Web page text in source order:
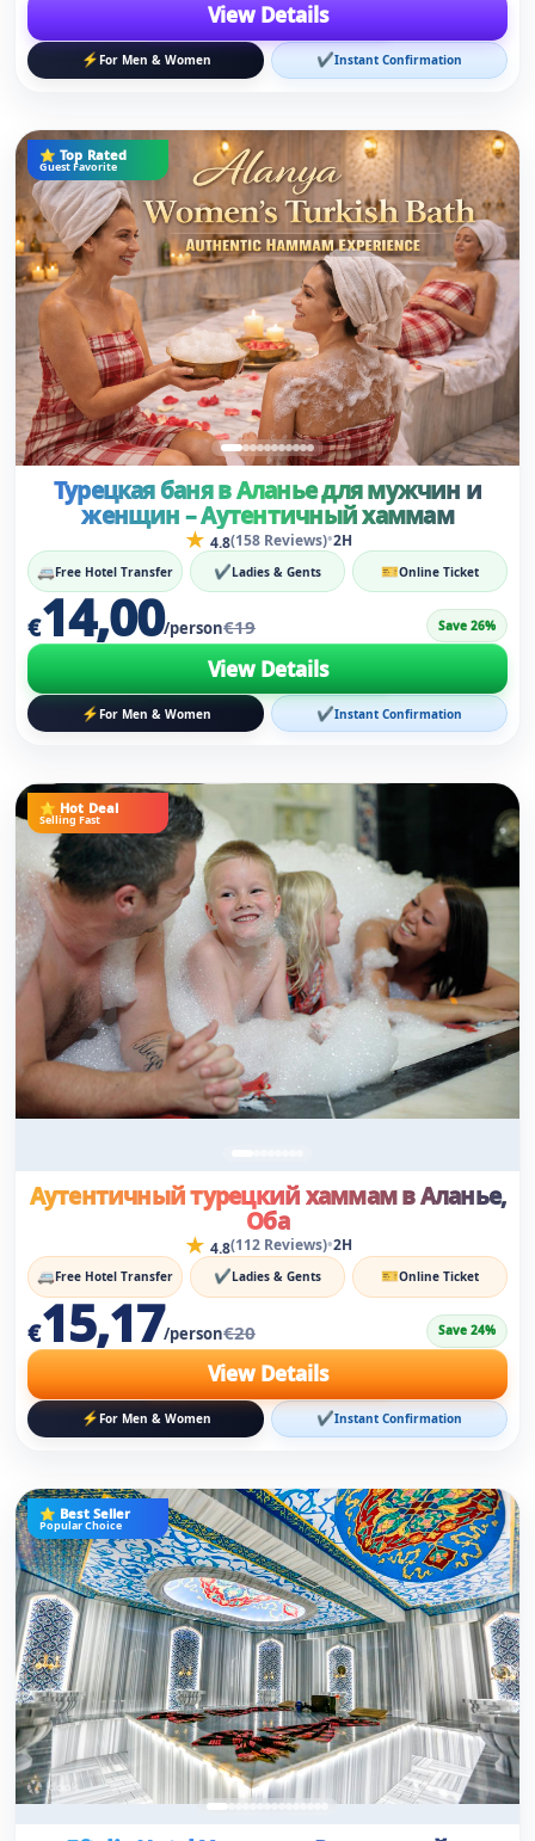
View Details
⚡ For Men & Women ✔Instant Confirmation
⭐ Top Rated
Guest Favorite
Турецкая баня в Аланье для мужчин и
женщин – Аутентичный хаммам
★ 4.8(158 Reviews)•2H
🚐Free Hotel Transfer ✔Ladies & Gents 🎫Online Ticket
€14,00/person€19 Save 26%
View Details
⚡ For Men & Women ✔Instant Confirmation
⭐ Hot Deal
Selling Fast
Аутентичный турецкий хаммам в Аланье,
Оба
★ 4.8(112 Reviews)•2H
🚐Free Hotel Transfer ✔Ladies & Gents 🎫Online Ticket
€15,17/person€20 Save 24%
View Details
⚡ For Men & Women ✔Instant Confirmation
⭐ Best Seller
Popular Choice